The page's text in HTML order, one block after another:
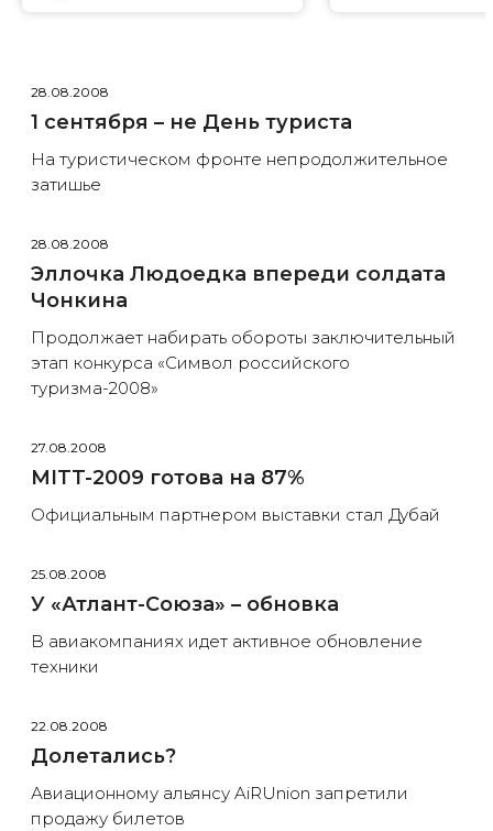
28.08.2008
1 сентября – не День туриста
На туристическом фронте непродолжительное
затишье
28.08.2008
Эллочка Людоедка впереди cолдата
Чонкина
Продолжает набирать обороты заключительный
этап конкурса «Символ российского
туризма-2008»
27.08.2008
MITT-2009 готова на 87%
Официальным партнером выставки стал Дубай
25.08.2008
У «Атлант-Союза» – обновка
В авиакомпаниях идет активное обновление
техники
22.08.2008
Долетались?
Авиационному альянсу AiRUnion запретили
продажу билетов